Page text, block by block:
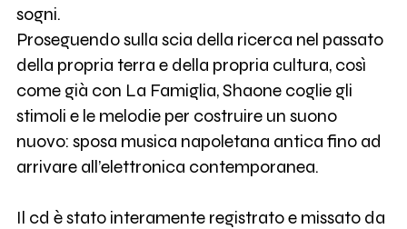
sogni.
Proseguendo sulla scia della ricerca nel passato
della propria terra e della propria cultura, così
come già con La Famiglia, Shaone coglie gli
stimoli e le melodie per costruire un suono
nuovo: sposa musica napoletana antica fino ad
arrivare all’elettronica contemporanea.
Il cd è stato interamente registrato e missato da